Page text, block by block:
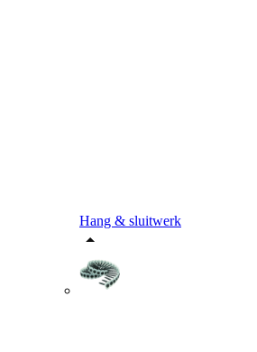
Hang & sluitwerk